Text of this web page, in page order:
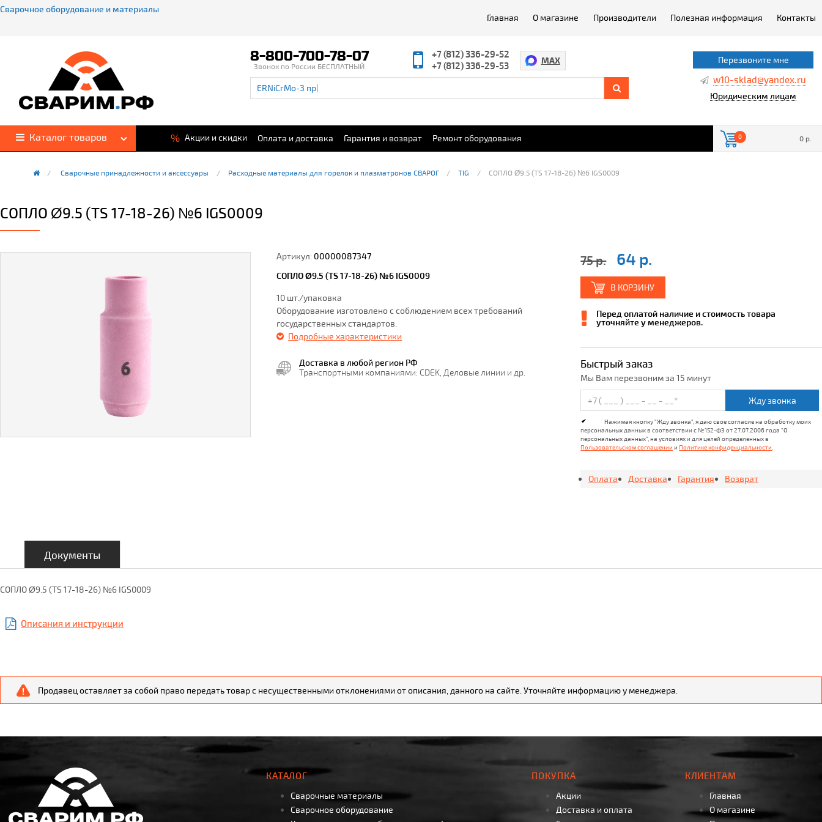
Сварочное оборудование и материалы
Главная
О магазине Производители Полезная информация Контакты
8-800-700-78-07
Звонок по России БЕСПЛАТНЫЙ
+7 (812) 336-29-52
+7 (812) 336-29-53
MAX Перезвоните мне
w10-sklad@yandex.ru
Юридическим лицам
Каталог товаров % Акции и скидки Оплата и доставка Гарантия и возврат Ремонт оборудования 0 0 р.
Сварочные принадлежности и аксессуары Расходные материалы для горелок и плазматронов СВАРОГ TIG СОПЛО Ø9.5 (TS 17-18-26) №6 IGS0009
СОПЛО Ø9.5 (TS 17-18-26) №6 IGS0009
75 р. 64 р.
В КОРЗИНУ
Перед оплатой наличие и стоимость товара
уточняйте у менеджеров.
Быстрый заказ
Мы Вам перезвоним за 15 минут
Жду звонка
Нажимая кнопку "Жду звонка", я даю свое согласие на обработку моих
персональных данных в соответствии с №152-ФЗ от 27.07.2006 года "О
персональных данных", на условиях и для целей определенных в
Пользовательском соглашении иПолитике конфиденциальности
Оплата Доставка Гарантия Возврат
Артикул:00000087347
СОПЛО Ø9.5 (TS 17-18-26) №6 IGS0009
10 шт./упаковка
Оборудование изготовлено с соблюдением всех требований
государственных стандартов.
Подробные характеристики
Доставка в любой регион РФ
Транспортными компаниями: CDEK, Деловые линии и др.
Документы
СОПЛО Ø9.5 (TS 17-18-26) №6 IGS0009
Описания и инструкции
Продавец оставляет за собой право передать товар с несущественными отклонениями от описания, данного на сайте. Уточняйте информацию у менеджера.
КАТАЛОГ
Сварочные материалы
Сварочное оборудование
ПОКУПКА
Акции
Доставка и оплата
КЛИЕНТАМ
Главная
О магазине